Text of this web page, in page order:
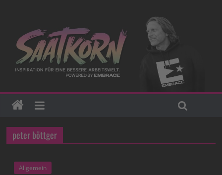
peter böttger
Allgemein